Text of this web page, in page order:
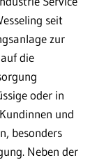
seit
zur
die
oder in
und
besonders
Neben der